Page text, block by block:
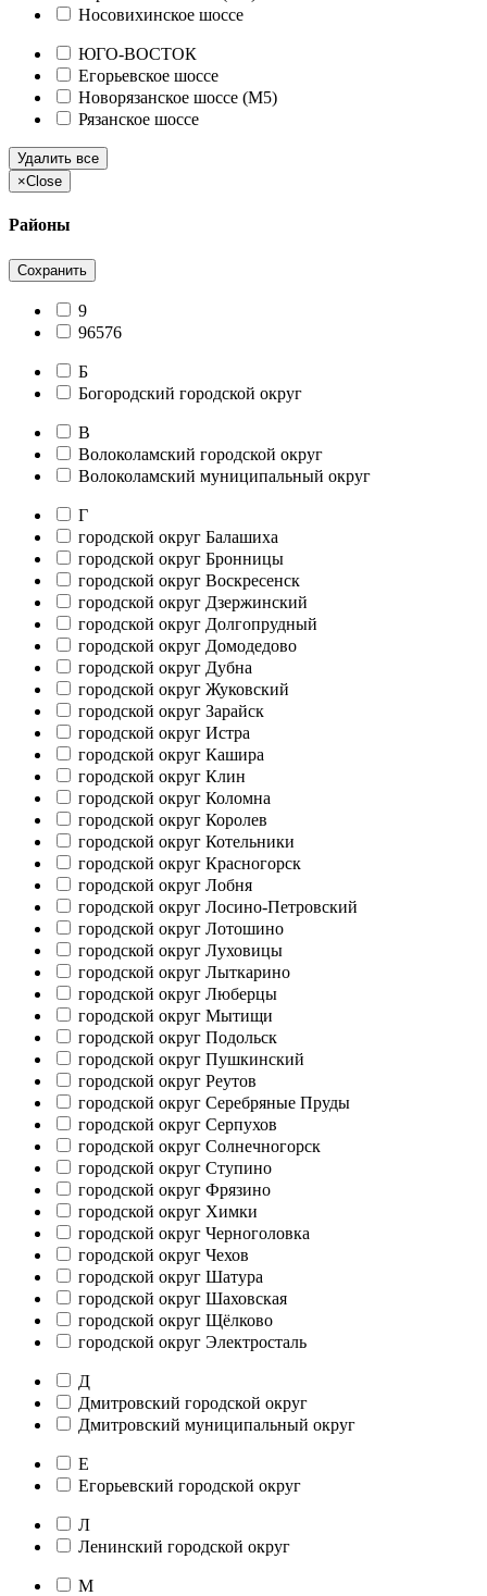
Носовихинское шоссе
ЮГО-ВОСТОК
Егорьевское шоссе
Новорязанское шоссе (М5)
Рязанское шоссе
Удалить все
×Close
Районы
Сохранить
9
96576
Б
Богородский городской округ
В
Волоколамский городской округ
Волоколамский муниципальный округ
Г
городской округ Балашиха
городской округ Бронницы
городской округ Воскресенск
городской округ Дзержинский
городской округ Долгопрудный
городской округ Домодедово
городской округ Дубна
городской округ Жуковский
городской округ Зарайск
городской округ Истра
городской округ Кашира
городской округ Клин
городской округ Коломна
городской округ Королев
городской округ Котельники
городской округ Красногорск
городской округ Лобня
городской округ Лосино-Петровский
городской округ Лотошино
городской округ Луховицы
городской округ Лыткарино
городской округ Люберцы
городской округ Мытищи
городской округ Подольск
городской округ Пушкинский
городской округ Реутов
городской округ Серебряные Пруды
городской округ Серпухов
городской округ Солнечногорск
городской округ Ступино
городской округ Фрязино
городской округ Химки
городской округ Черноголовка
городской округ Чехов
городской округ Шатура
городской округ Шаховская
городской округ Щёлково
городской округ Электросталь
Д
Дмитровский городской округ
Дмитровский муниципальный округ
Е
Егорьевский городской округ
Л
Ленинский городской округ
М